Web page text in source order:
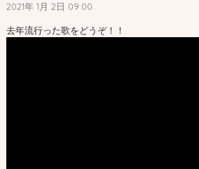
2021年 1月 2日 09:00
去年流行った歌をどうぞ！！